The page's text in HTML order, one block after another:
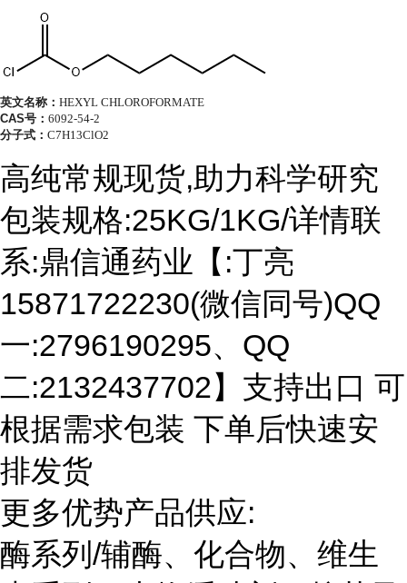
英文名称： HEXYL CHLOROFORMATE
CAS号： 6092-54-2
分子式： C7H13ClO2
高纯常规现货,助力科学研究
包装规格:25KG/1KG/详情联
系:鼎信通药业【:丁亮
15871722230(微信同号)QQ
一:2796190295、QQ
二:2132437702】支持出口 可
根据需求包装 下单后快速安
排发货
更多优势产品供应:
酶系列/辅酶、化合物、维生